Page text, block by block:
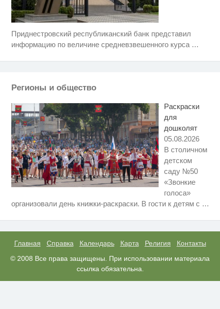
Приднестровский республиканский банк представил
информацию по величине средневзвешенного курса …
Регионы и общество
Раскраски
для
дошколят
05.08.2026
В столичном
детском
саду №50
«Звонкие
голоса»
организовали день книжки-раскраски. В гости к детям с …
Главная Справка Календарь Карта Религия
Контакты
© 2008 Все права защищены. При использовании материала
ссылка обязательна.
i
Скрытая камера на пляже
когда их не видят...
«Выживалити. Наследники» 2
Ролик из Омска: вы будете
а смеяться вы будете долго
i
Этот танец невесты оставит вас
без слов! Пересмотрела 10 раз